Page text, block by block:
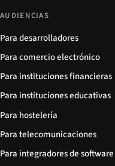
AUDIENCIAS
Para desarrolladores
Para comercio electrónico
Para instituciones financieras
Para instituciones educativas
Para hostelería
Para telecomunicaciones
Para integradores de software